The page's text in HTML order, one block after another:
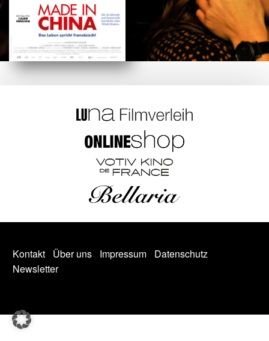
Kontakt Über uns Impressum
Datenschutz
Newsletter